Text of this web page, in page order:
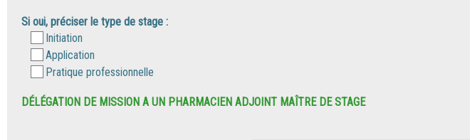
Si oui, préciser le type de stage :
Initiation
Application
Pratique professionnelle
DÉLÉGATION DE MISSION A UN PHARMACIEN ADJOINT MAÎTRE DE STAGE